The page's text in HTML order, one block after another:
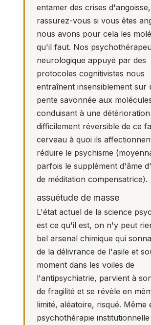
entamer des crises
rassurez-vous si vous êtes
nous avons pour cela les
qu'il faut. Nos
neurologique appuyé par des
protocoles cognitivistes nous
entraînent insensiblement sur
pente savonnée aux
conduisant à une détérioration
difficilement réversible de ce
cerveau à quoi ils
réduire le psychisme
parfois le supplément d'âme
de méditation compensatrice).
assuétude de masse
L'état actuel de la science
est ce qu'il est, on n'y peut
bel arsenal chimique qui
de la délivrance de l'asile et
moment dans les voiles de
l'antipsychiatrie, parvient à
de fragilité et se révèle en
limité, aléatoire, risqué. Même
psychothérapie institutionnelle